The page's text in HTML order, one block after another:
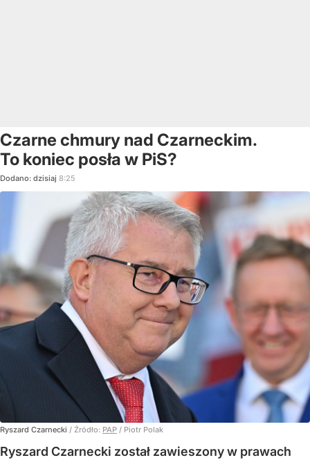
Czarne chmury nad Czarneckim.
To koniec posła w PiS?
Dodano: dzisiaj 8:25
Ryszard Czarnecki / Źródło: PAP / Piotr Polak
Ryszard Czarnecki został zawieszony w prawach